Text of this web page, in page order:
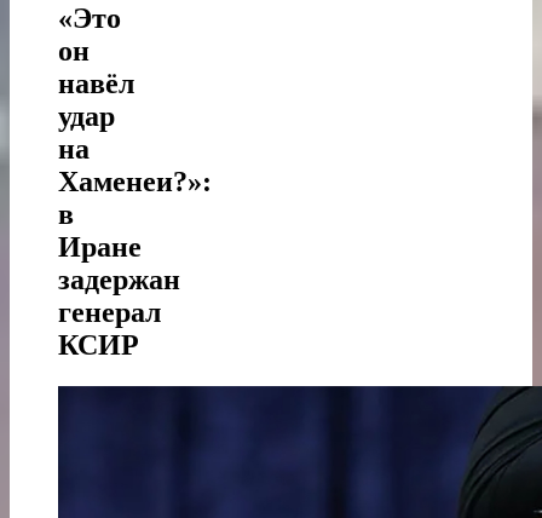
«Это
он
навёл
удар
на
Хаменеи?»:
в
Иране
задержан
генерал
КСИР